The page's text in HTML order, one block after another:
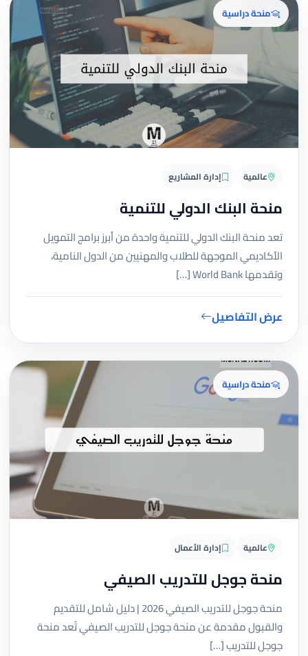
منحة دراسية
عالمية إدارة المشاريع
منحة البنك الدولي للتنمية
تعد منحة البنك الدولي للتنمية واحدة من أبرز برامج التمويل
الأكاديمي الموجهة للطلاب والمهنيين من الدول النامية،
وتقدمها World Bank […]
عرض التفاصيل
منحة دراسية
عالمية إدارة الأعمال
منحة جوجل للتدريب الصيفي
منحة جوجل للتدريب الصيفي 2026 | دليل شامل للتقديم
والقبول مقدمة عن منحة جوجل للتدريب الصيفي تُعد منحة
جوجل للتدريب […]